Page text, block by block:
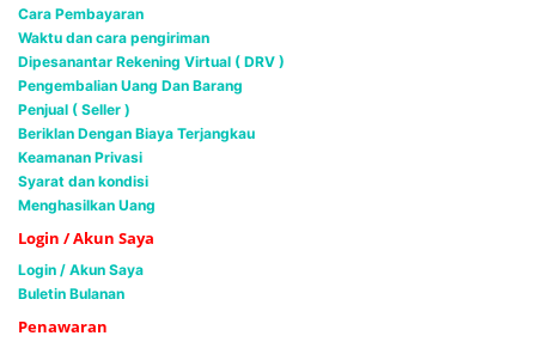
Cara Pembayaran
Waktu dan cara pengiriman
Dipesanantar Rekening Virtual ( DRV )
Pengembalian Uang Dan Barang
Penjual ( Seller )
Beriklan Dengan Biaya Terjangkau
Keamanan Privasi
Syarat dan kondisi
Menghasilkan Uang
Login / Akun Saya
Login / Akun Saya
Buletin Bulanan
Penawaran